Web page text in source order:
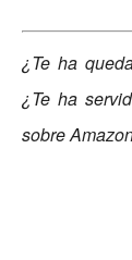
¿Te ha
¿Te ha
sobre